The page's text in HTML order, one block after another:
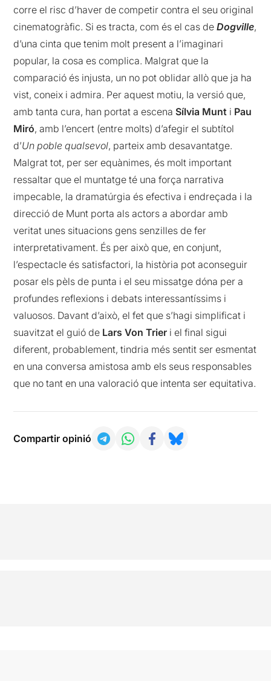
corre el risc d’haver de competir contra el seu original
cinematogràfic. Si es tracta, com és el cas deDogville,
d’una cinta que tenim molt present a l’imaginari
popular, la cosa es complica. Malgrat que la
comparació és injusta, un no pot oblidar allò que ja ha
vist, coneix i admira. Per aquest motiu, la versió que,
amb tanta cura, han portat a escenaSílvia Munt i Pau
Miró, amb l’encert (entre molts) d’afegir el subtítol
d’Un poble qualsevol, parteix amb desavantatge.
Malgrat tot, per ser equànimes, és molt important
ressaltar que el muntatge té una força narrativa
impecable, la dramatúrgia és efectiva i endreçada i la
direcció de Munt porta als actors a abordar amb
veritat unes situacions gens senzilles de fer
interpretativament. És per això que, en conjunt,
l’espectacle és satisfactori, la història pot aconseguir
posar els pèls de punta i el seu missatge dóna per a
profundes reflexions i debats interessantíssims i
valuosos. Davant d’això, el fet que s’hagi simplificat i
suavitzat el guió de Lars Von Trier i el final sigui
diferent, probablement, tindria més sentit ser esmentat
en una conversa amistosa amb els seus responsables
que no tant en una valoració que intenta ser equitativa.
Compartir opinió